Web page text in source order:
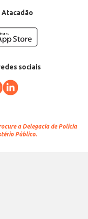
sociais
a Delegacia de Polícia
Público.